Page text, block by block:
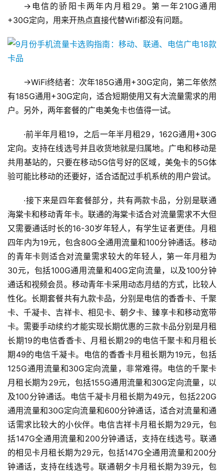
→电信的骄阳卡两年内月租29。第一年210G通用
+30G定向，用来开热点直接代替Wifi都没有问题。
→WiFi终结者：次年185G通用+30G定向，第二年依然
有185G通用+30G定向，适合短期使用又有大流量需求的用
户。另外，两年套餐的广电美兔卡也值得一试。
·前半年月租19，之后一年半月租29，162G通用+30G
定向。支持在线选号并且收货地就是归属地。广电和移动是
共用基站的，只要在移动5G信号好的区域，美兔卡的5G体
验可能比移动的还要好，适合适配过手机系统的用户尝试。
·接下来是四年套餐部分，共有两款卡品，分别是联通
海棠卡和移动青年卡。联通的海棠卡适合对流量需求不大但
又需要通话时长的16-30岁年轻人，有学生证者更佳。月租
四年内为19元，包含80G全通用流量和100分钟通话。移动
的青年卡则适合对流量需求较大的年轻人，第一年月租为
30元，包括100G通用流量和40G定向流量，以及100分钟
通话和视频会员。移动青年卡采用动态月结的方式，比较人
性化。长期套餐共有九款卡品，分别是电信的香香卡、千聚
卡、千凝卡、吉祥卡、相见卡、朝夕卡、臻享卡和移动宽带
卡。需要手动续约才能实现长期优惠的三款卡品分别是月租
长期19的电信香香卡、月租长期29的电信千聚卡和月租长
期49的电信千凝卡。电信的香香卡月租长期为19元，包括
125G通用流量和30G定向流量，非常难得。电信的千聚卡
月租长期为29元，包括155G通用流量和30G定向流量，以
及100分钟通话。电信千凝卡月租长期为49元，包括220G
通用流量和30G定向流量和600分钟通话，适合对流量和通
话需求比较大的小伙伴。电信吉祥卡月租长期为29元，包
括147G全通用流量和200分钟通话，支持在线选号。联通
的相见卡月租长期为29元，包括147G全通用流量和200分
钟通话，支持在线选号。联通朝夕卡月租长期为39元，包